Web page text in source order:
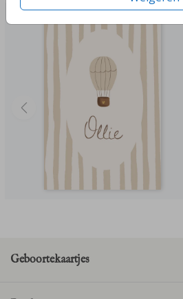
Geboortekaartjes